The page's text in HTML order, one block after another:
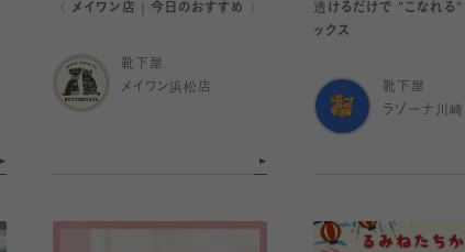
〈 メイワン店｜今日のおすすめ 〉
靴下屋
メイワン浜松店
透けるだけで "こなれる"
ックス
靴下屋
ラゾーナ川崎